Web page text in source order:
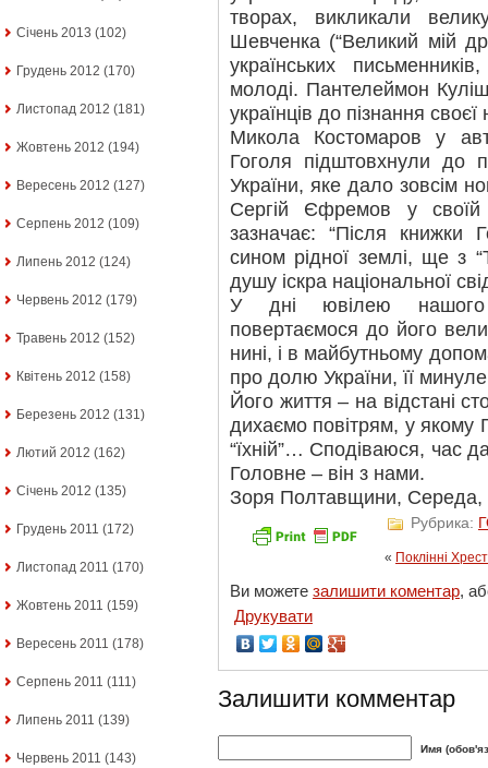
Січень 2013 (102)
Грудень 2012 (170)
Листопад 2012 (181)
Жовтень 2012 (194)
Вересень 2012 (127)
Серпень 2012 (109)
Липень 2012 (124)
Червень 2012 (179)
Травень 2012 (152)
Квітень 2012 (158)
Березень 2012 (131)
Лютий 2012 (162)
Січень 2012 (135)
Грудень 2011 (172)
Листопад 2011 (170)
Жовтень 2011 (159)
Вересень 2011 (178)
Серпень 2011 (111)
Липень 2011 (139)
Червень 2011 (143)
творах, викликали
Шевченка (“Великий мій
українських
молоді. Пантелеймон
українців до пізнання своєї
Микола Костомаров у
Гоголя підштовхнули до
України, яке дало зовсім
Сергій Єфремов у
зазначає: “Після книжки
сином рідної землі, ще з
душу іскра національної
У дні ювілею нашого
повертаємося до його
нині, і в майбутньому
про долю України, її
Його життя – на відстані
дихаємо повітрям, у якому
“їхній”… Сподіваюся, час
Головне – він з нами.
Зоря Полтавщини, Середа,
Рубрика:
« Поклінні
Ви можете залишити коментар,
Друкувати
Залишити комментар
Имя